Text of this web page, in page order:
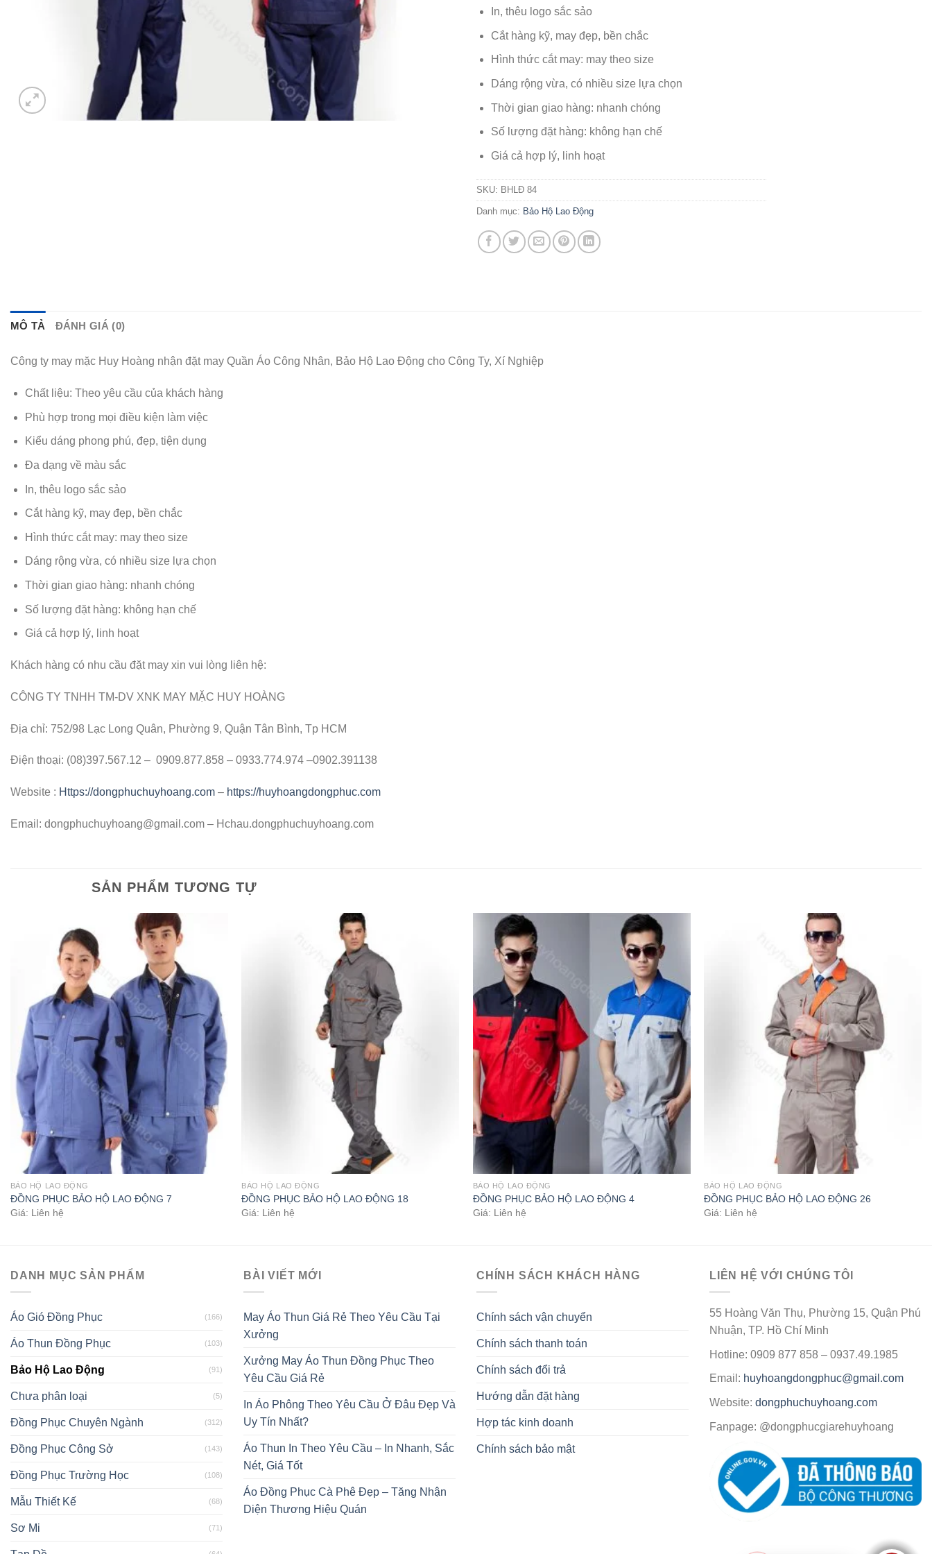
In, thêu logo sắc sảo
Cắt hàng kỹ, may đẹp, bền chắc
Hình thức cắt may: may theo size
Dáng rộng vừa, có nhiều size lựa chọn
Thời gian giao hàng: nhanh chóng
Số lượng đặt hàng: không hạn chế
Giá cả hợp lý, linh hoạt
SKU: BHLĐ 84
Danh mục: Bảo Hộ Lao Động
MÔ TẢ ĐÁNH GIÁ (0)
Công ty may mặc Huy Hoàng nhận đặt may Quần Áo Công Nhân, Bảo Hộ Lao Động cho Công Ty, Xí Nghiệp
Chất liệu: Theo yêu cầu của khách hàng
Phù hợp trong mọi điều kiện làm việc
Kiểu dáng phong phú, đẹp, tiện dụng
Đa dạng về màu sắc
In, thêu logo sắc sảo
Cắt hàng kỹ, may đẹp, bền chắc
Hình thức cắt may: may theo size
Dáng rộng vừa, có nhiều size lựa chọn
Thời gian giao hàng: nhanh chóng
Số lượng đặt hàng: không hạn chế
Giá cả hợp lý, linh hoạt
Khách hàng có nhu cầu đặt may xin vui lòng liên hệ:
CÔNG TY TNHH TM-DV XNK MAY MẶC HUY HOÀNG
Địa chỉ: 752/98 Lạc Long Quân, Phường 9, Quận Tân Bình, Tp HCM
Điện thoại: (08)397.567.12 – 0909.877.858 – 0933.774.974 –0902.391138
Website : Https://dongphuchuyhoang.com – https://huyhoangdongphuc.com
Email: dongphuchuyhoang@gmail.com – Hchau.dongphuchuyhoang.com
SẢN PHẨM TƯƠNG TỰ
BẢO HỘ LAO ĐỘNG
ĐỒNG PHỤC BẢO HỘ LAO ĐỘNG 7
Giá: Liên hệ
BẢO HỘ LAO ĐỘNG
ĐỒNG PHỤC BẢO HỘ LAO ĐỘNG 18
Giá: Liên hệ
BẢO HỘ LAO ĐỘNG
ĐỒNG PHỤC BẢO HỘ LAO ĐỘNG 4
Giá: Liên hệ
BẢO HỘ LAO ĐỘNG
ĐỒNG PHỤC BẢO HỘ LAO ĐỘNG 26
Giá: Liên hệ
DANH MỤC SẢN PHẨM
Áo Gió Đồng Phục (166)
Áo Thun Đồng Phục (103)
Bảo Hộ Lao Động (91)
Chưa phân loại (5)
Đồng Phục Chuyên Ngành (312)
Đồng Phục Công Sở (143)
Đồng Phục Trường Học (108)
Mẫu Thiết Kế (68)
Sơ Mi (71)
BÀI VIẾT MỚI
May Áo Thun Giá Rẻ Theo Yêu Cầu Tại
Xưởng
Xưởng May Áo Thun Đồng Phục Theo
Yêu Cầu Giá Rẻ
In Áo Phông Theo Yêu Cầu Ở Đâu Đẹp Và
Uy Tín Nhất?
Áo Thun In Theo Yêu Cầu – In Nhanh, Sắc
Nét, Giá Tốt
Áo Đồng Phục Cà Phê Đẹp – Tăng Nhận
Diện Thương Hiệu Quán
CHÍNH SÁCH KHÁCH HÀNG
Chính sách vận chuyển
Chính sách thanh toán
Chính sách đổi trả
Hướng dẫn đặt hàng
Hợp tác kinh doanh
Chính sách bảo mật
LIÊN HỆ VỚI CHÚNG TÔI
55 Hoàng Văn Thụ, Phường 15, Quận Phú
Nhuận, TP. Hồ Chí Minh
Hotline: 0909 877 858 – 0937.49.1985
Email: huyhoangdongphuc@gmail.com
Website: dongphuchuyhoang.com
Fanpage: @dongphucgiarehuyhoang